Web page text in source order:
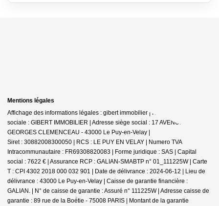
Mentions légales
Affichage des informations légales : gibert immobilier | Raison
sociale : GIBERT IMMOBILIER | Adresse siège social : 17 AVENUE
GEORGES CLEMENCEAU - 43000 Le Puy-en-Velay |
Siret : 30882008300050 | RCS : LE PUY EN VELAY | Numero TVA
Intracommunautaire : FR69308820083 | Forme juridique : SAS | Capital
social : 7622 € | Assurance RCP : GALIAN-SMABTP n° 01_111225W | Carte
T : CPI 4302 2018 000 032 901 | Date de délivrance : 2024-06-12 | Lieu de
délivrance : 43000 Le Puy-en-Velay | Caisse de garantie financière :
GALIAN. | N° de caisse de garantie : Assuré n° 111225W | Adresse caisse de
garantie : 89 rue de la Boétie - 75008 PARIS | Montant de la garantie